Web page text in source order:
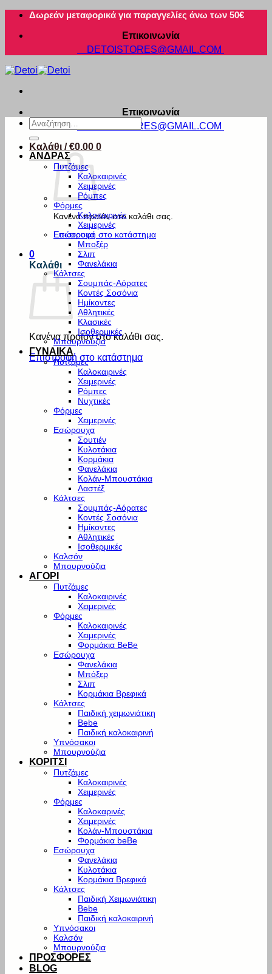
Μετάβαση
περιεχόμενο
Δωρεάν μεταφορικά για παραγγελίες άνω των 50€
Επικοινωνία
DETOISTORES@GMAIL.COM
Επικοινωνία
DETOISTORES@GMAIL.COM
Καλάθι /€0.00 0
Κανένα προϊόν στο καλάθι σας.
Επιστροφή στο κατάστημα
0
Καλάθι
Κανένα προϊόν στο καλάθι σας.
Επιστροφή στο κατάστημα
Αναζήτηση
για:
ΑΝΔΡΑΣ
Πυτζάμες
Καλοκαιρινές
Χειμερινές
Ρόμπες
Φόρμες
Καλοκαιρινές
Χειμερινές
Εσώρουχα
Μποξέρ
Σλιπ
Φανελάκια
Κάλτσες
Σουμπάς-Αόρατες
Κοντές Σοσόνια
Ημίκοντες
Αθλητικές
Κλασικές
Ισοθερμικές
Μπουρνούζια
ΓΥΝΑΙΚΑ
Πυτζάμες
Καλοκαιρινές
Χειμερινές
Ρόμπες
Νυχτικές
Φόρμες
Χειμερινές
Εσώρουχα
Σουτιέν
Κυλοτάκια
Κορμάκια
Φανελάκια
Κολάν-Μπουστάκια
Λαστέξ
Κάλτσες
Σουμπάς-Αόρατες
Κοντές Σοσόνια
Ημίκοντες
Αθλητικές
Ισοθερμικές
Καλσόν
Μπουρνούζια
ΑΓΟΡΙ
Πυτζάμες
Καλοκαιρινές
Χειμερινές
Φόρμες
Καλοκαιρινές
Χειμερινές
Φορμάκια BeBe
Εσώρουχα
Φανελάκια
Μπόξερ
Σλιπ
Κορμάκια Βρεφικά
Κάλτσες
Παιδική χειμωνιάτικη
Bebe
Παιδική καλοκαιρινή
Υπνόσακοι
Μπουρνούζια
ΚΟΡΙΤΣΙ
Πυτζάμες
Καλοκαιρινές
Χειμερινές
Φόρμες
Καλοκαρινές
Χειμερινές
Κολάν-Μπουστάκια
Φορμάκια beBe
Εσώρουχα
Φανελάκια
Κυλοτάκια
Κορμάκια Βρεφικά
Κάλτσες
Παιδική Χειμωνιάτικη
Bebe
Παιδική καλοκαιρινή
Υπνόσακοι
Καλσόν
Μπουρνούζια
ΠΡΟΣΦΟΡΕΣ
BLOG